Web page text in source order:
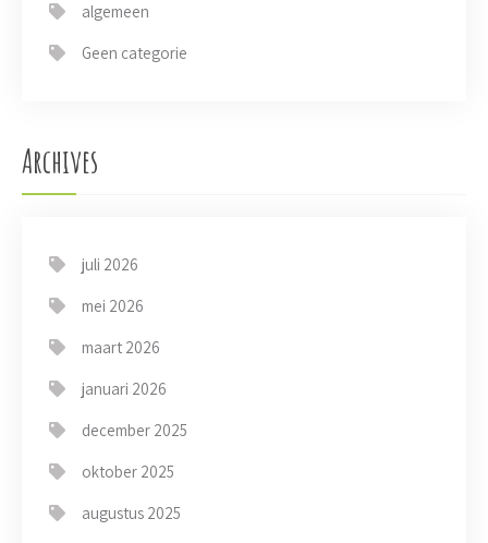
algemeen
Geen categorie
Archives
juli 2026
mei 2026
maart 2026
januari 2026
december 2025
oktober 2025
augustus 2025